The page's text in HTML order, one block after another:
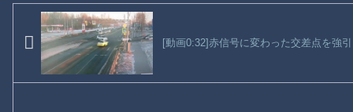
[動画0:32]赤信号に変わった交差点を強